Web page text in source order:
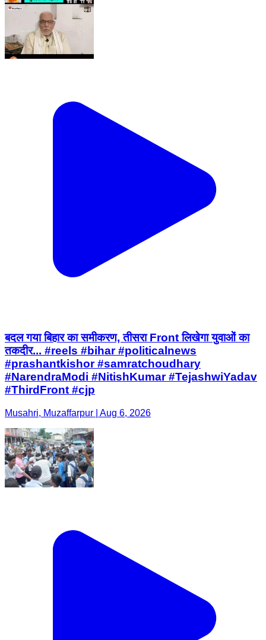
बदल गया बिहार का समीकरण, तीसरा Front लिखेगा युवाओं का
तकदीर... #reels #bihar #politicalnews
#prashantkishor #samratchoudhary
#NarendraModi #NitishKumar #TejashwiYadav
#ThirdFront #cjp
Musahri, Muzaffarpur | Aug 6, 2026